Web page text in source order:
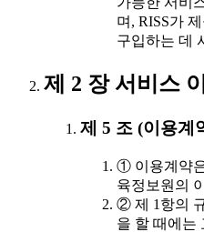
며, RISS가
구입하는 데
제 2 장 서비스
제 5 조 (이용계
① 이용계약
육정보원의
② 제 1항의
을 할 때에는